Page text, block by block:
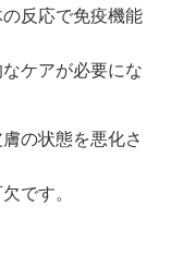
反応で免疫機能
ケアが必要にな
の状態を悪化さ
です。